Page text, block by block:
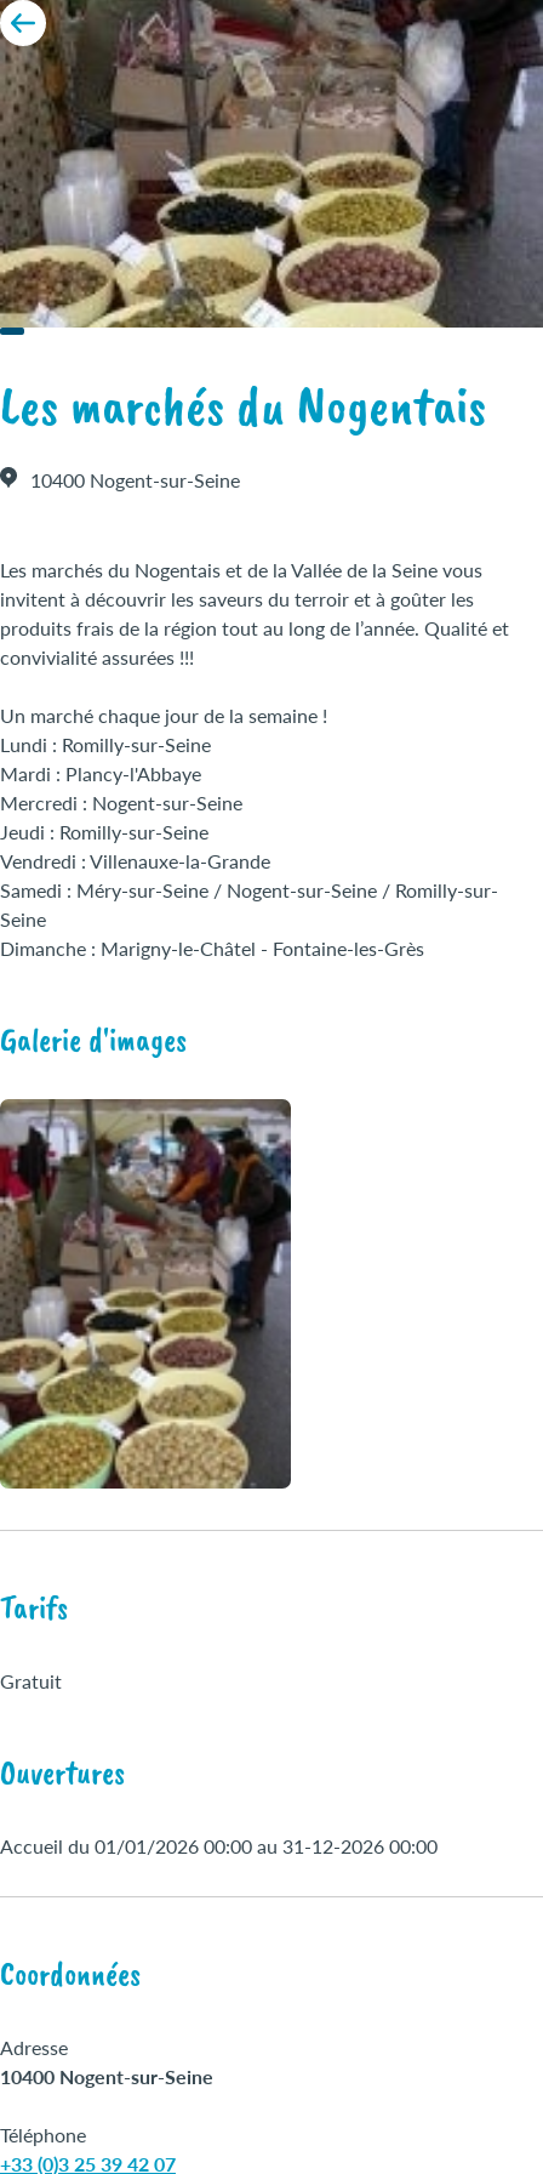
Les marchés du Nogentais
10400 Nogent-sur-Seine
Les marchés du Nogentais et de la Vallée de la Seine vous
invitent à découvrir les saveurs du terroir et à goûter les
produits frais de la région tout au long de l’année. Qualité et
convivialité assurées !!!
Un marché chaque jour de la semaine !
Lundi : Romilly-sur-Seine
Mardi : Plancy-l'Abbaye
Mercredi : Nogent-sur-Seine
Jeudi : Romilly-sur-Seine
Vendredi : Villenauxe-la-Grande
Samedi : Méry-sur-Seine / Nogent-sur-Seine / Romilly-sur-
Seine
Dimanche : Marigny-le-Châtel - Fontaine-les-Grès
Galerie d'images
Tarifs
Gratuit
Ouvertures
Accueil du 01/01/2026 00:00 au 31-12-2026 00:00
Coordonnées
Adresse
10400 Nogent-sur-Seine
Téléphone
+33 (0)3 25 39 42 07